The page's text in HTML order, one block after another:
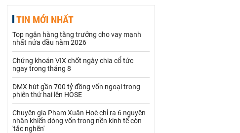
Hạt điều
Khí đốt
Kim loại khác Mắc ca
Muối Ngũ cốc
Palladium
TIN MỚI NHẤT
Top ngân hàng tăng trưởng cho vay mạnh
nhất nửa đầu năm 2026
Chứng khoán VIX chốt ngày chia cổ tức
ngay trong tháng 8
DMX hút gần 700 tỷ đồng vốn ngoại trong
phiên thứ hai lên HOSE
Chuyên gia Phạm Xuân Hoè chỉ ra 6 nguyên
nhân khiến dòng vốn trong nền kinh tế còn
'tắc nghẽn'